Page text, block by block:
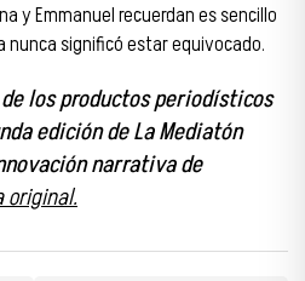
y Emmanuel recuerdan es sencillo
nunca significó estar equivocado.
los productos periodísticos
edición de La Mediatón
narrativa de
original.